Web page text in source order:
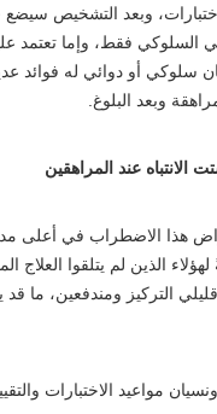
وبعد التشخيص سيضع
السلوكي فقط، وإما تعتمد
سلوكي أو دوائي له فوائد
وبعد البلوغ.
عند المراهقين
هذا الاضطراب في أعلى
الذين لم يتلقوا العلاج
التركيز ومندفعين، ما
مواعيد الاختبارات